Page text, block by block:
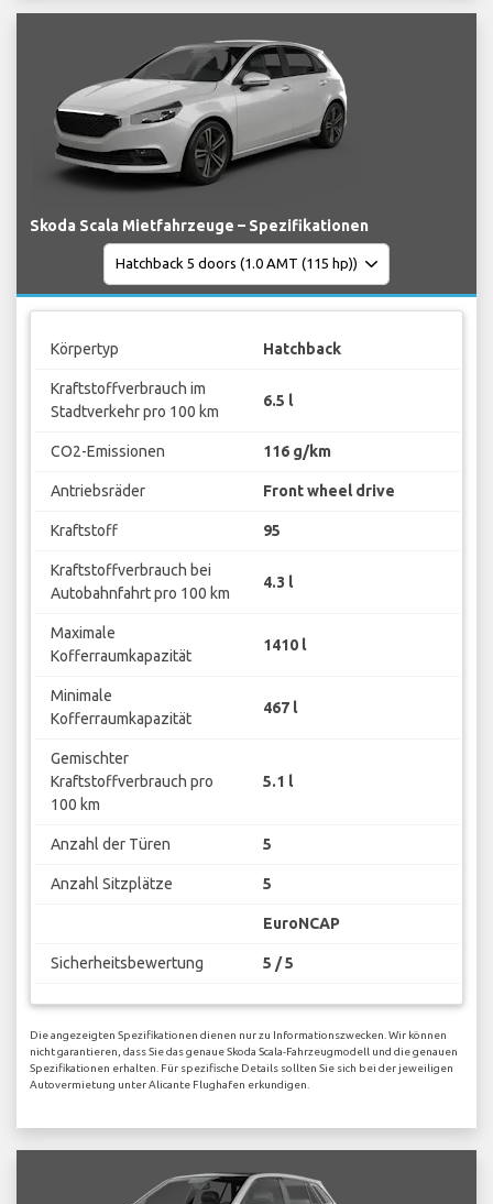
Skoda Scala Mietfahrzeuge – Spezifikationen
Körpertyp Hatchback
Kraftstoffverbrauch im
Stadtverkehr pro 100 km
6.5 l
CO2-Emissionen 116 g/km
Antriebsräder Front wheel drive
Kraftstoff 95
Kraftstoffverbrauch bei
Autobahnfahrt pro 100 km
4.3 l
Maximale
Kofferraumkapazität
1410 l
Minimale
Kofferraumkapazität
467 l
Gemischter
Kraftstoffverbrauch pro
100 km
5.1 l
Anzahl der Türen 5
Anzahl Sitzplätze 5
EuroNCAP
Sicherheitsbewertung 5 / 5
Die angezeigten Spezifikationen dienen nur zu Informationszwecken. Wir können
nicht garantieren, dass Sie das genaue Skoda Scala-Fahrzeugmodell und die genauen
Spezifikationen erhalten. Für spezifische Details sollten Sie sich bei der jeweiligen
Autovermietung unter Alicante Flughafen erkundigen.